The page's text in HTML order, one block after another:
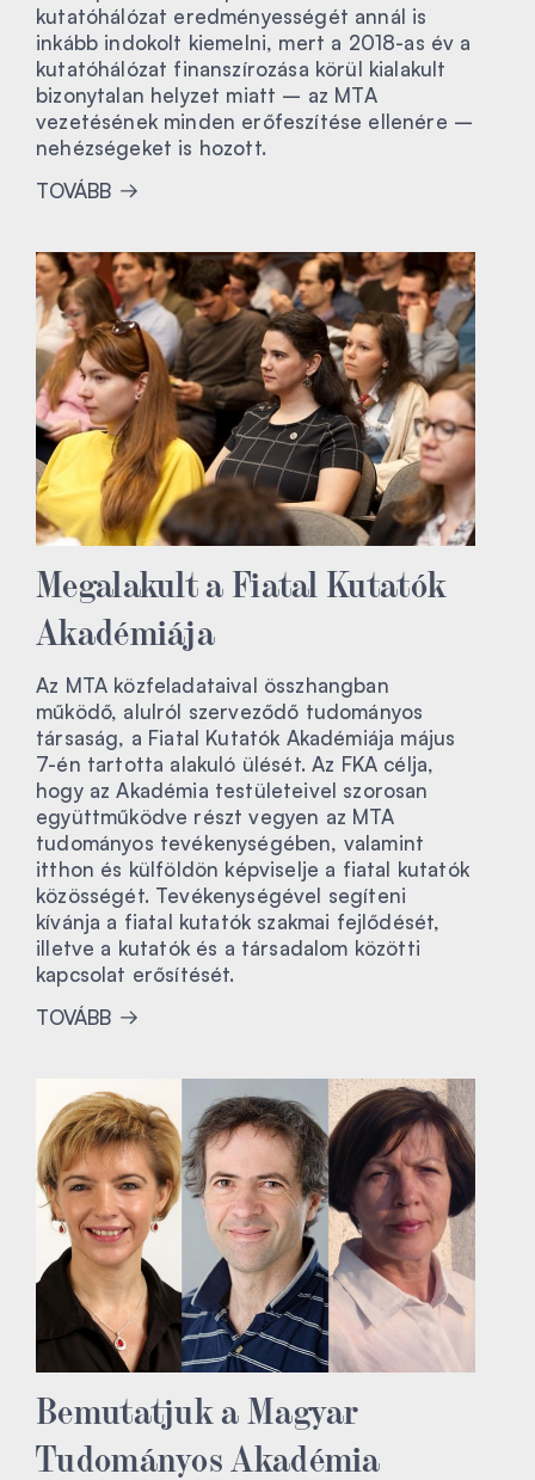
kutatóhálózat eredményességét annál is
inkább indokolt kiemelni, mert a 2018-as év a
kutatóhálózat finanszírozása körül kialakult
bizonytalan helyzet miatt – az MTA
vezetésének minden erőfeszítése ellenére –
nehézségeket is hozott.
TOVÁBB
Megalakult a Fiatal Kutatók
Akadémiája
Az MTA közfeladataival összhangban
működő, alulról szerveződő tudományos
társaság, a Fiatal Kutatók Akadémiája május
7-én tartotta alakuló ülését. Az FKA célja,
hogy az Akadémia testületeivel szorosan
együttműködve részt vegyen az MTA
tudományos tevékenységében, valamint
itthon és külföldön képviselje a fiatal kutatók
közösségét. Tevékenységével segíteni
kívánja a fiatal kutatók szakmai fejlődését,
illetve a kutatók és a társadalom közötti
kapcsolat erősítését.
TOVÁBB
Bemutatjuk a Magyar
Tudományos Akadémia